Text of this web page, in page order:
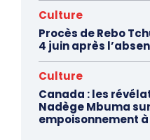
Culture
Procès de Rebo
4 juin après
Culture
Canada : les
Nadège Mbuma
empoisonnement